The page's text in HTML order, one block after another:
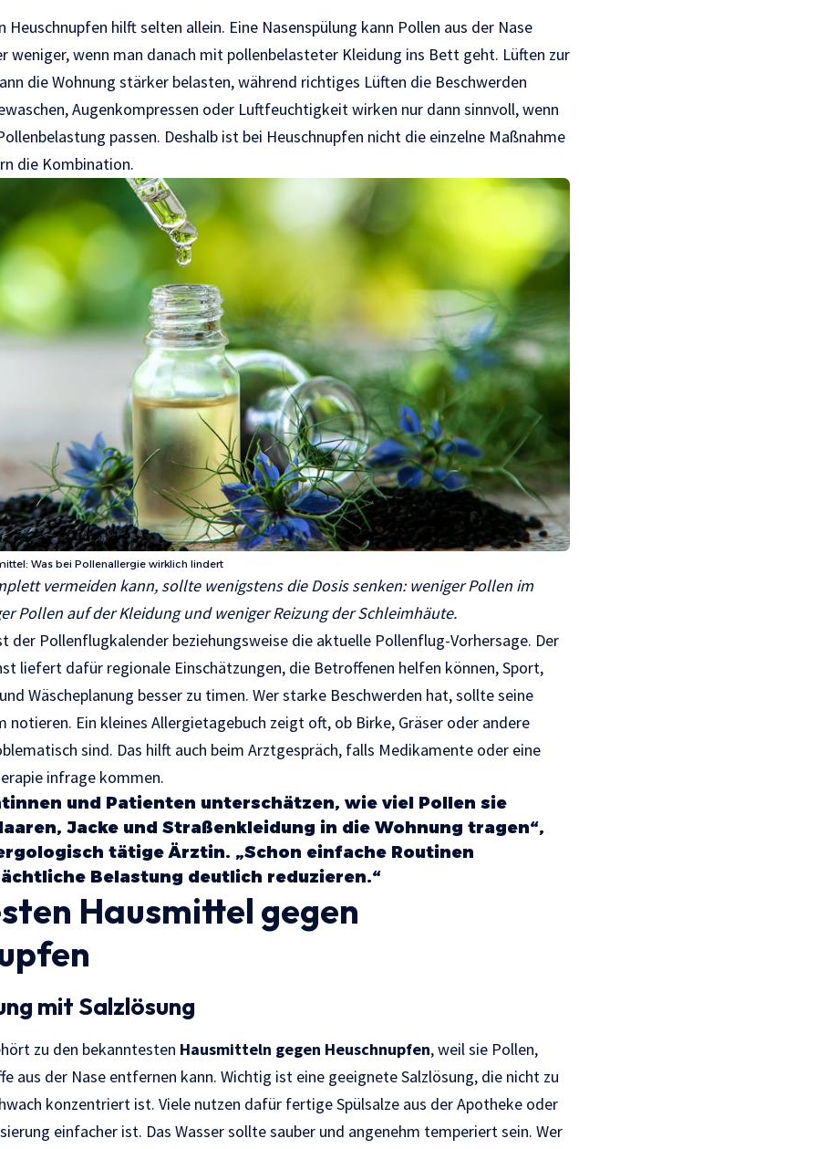
Heuschnupfen hilft selten allein. Eine Nasenspülung kann Pollen aus der Nase
weniger, wenn man danach mit pollenbelasteter Kleidung ins Bett geht. Lüften zur
die Wohnung stärker belasten, während richtiges Lüften die Beschwerden
Augenkompressen oder Luftfeuchtigkeit wirken nur dann sinnvoll, wenn
passen. Deshalb ist bei Heuschnupfen nicht die einzelne Maßnahme
die Kombination.
Was bei Pollenallergie wirklich lindert
vermeiden kann, sollte wenigstens die Dosis senken: weniger Pollen im
Pollen auf der Kleidung und weniger Reizung der Schleimhäute.
der Pollenflugkalender beziehungsweise die aktuelle Pollenflug-Vorhersage. Der
liefert dafür regionale Einschätzungen, die Betroffenen helfen können, Sport,
Wäscheplanung besser zu timen. Wer starke Beschwerden hat, sollte seine
notieren. Ein kleines Allergietagebuch zeigt oft, ob Birke, Gräser oder andere
sind. Das hilft auch beim Arztgespräch, falls Medikamente oder eine
infrage kommen.
und Patienten unterschätzen, wie viel Pollen sie
Jacke und Straßenkleidung in die Wohnung tragen“,
tätige Ärztin. „Schon einfache Routinen
Belastung deutlich reduzieren.“
Hausmittel gegen
mit Salzlösung
zu den bekanntesten Hausmitteln gegen Heuschnupfen, weil sie Pollen,
aus der Nase entfernen kann. Wichtig ist eine geeignete Salzlösung, die nicht zu
konzentriert ist. Viele nutzen dafür fertige Spülsalze aus der Apotheke oder
einfacher ist. Das Wasser sollte sauber und angenehm temperiert sein. Wer